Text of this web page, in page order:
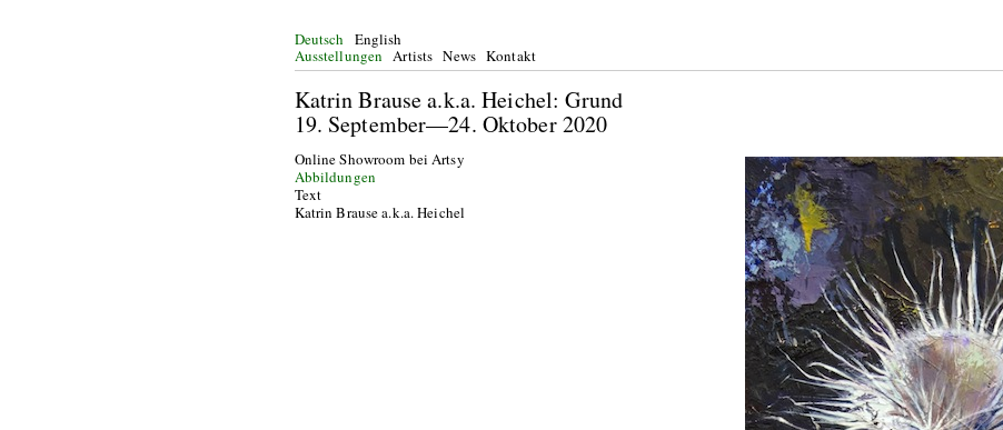
Deutsch
English
Ausstellungen Artists News Kontakt
Katrin Brause a.k.a. Heichel: Grund
19. September—24. Oktober 2020
Online Showroom bei Artsy
Abbildungen
Text
Katrin Brause a.k.a. Heichel